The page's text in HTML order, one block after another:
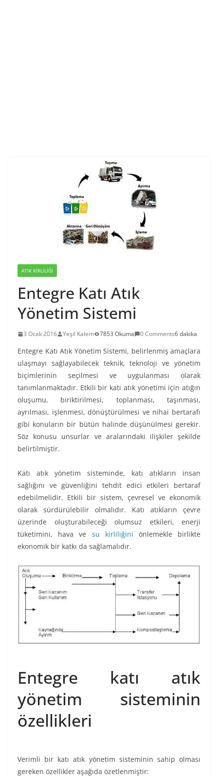
ATIK KIRLILIĞI
Entegre Katı Atık
Yönetim Sistemi
3 Ocak 2016 Yeşil Kalem 7853 Okuma 0 Comments6 dakika
Entegre Katı Atık Yönetim Sistemi, belirlenmiş amaçlara
ulaşmayı sağlayabilecek teknik, teknoloji ve yönetim
biçimlerinin seçilmesi ve uygulanması olarak
tanımlanmaktadır. Etkili bir katı atık yönetimi için atığın
oluşumu, biriktirilmesi, toplanması, taşınması,
ayrılması, işlenmesi, dönüştürülmesi ve nihai bertarafı
gibi konuların bir bütün halinde düşünülmesi gerekir.
Söz konusu unsurlar ve aralarındaki ilişkiler şekilde
belirtilmiştir.
Katı atık yönetim sisteminde, katı atıkların insan
sağlığını ve güvenliğini tehdit edici etkileri bertaraf
edebilmelidir. Etkili bir sistem, çevresel ve ekonomik
olarak sürdürülebilir olmalıdır. Katı atıkların çevre
üzerinde oluşturabileceği olumsuz etkileri, enerji
tüketimini, hava ve su kirliliğini önlemekle birlikte
ekonomik bir katkı da sağlamalıdır.
Entegre katı atık
yönetim sisteminin
özellikleri
Verimli bir katı atık yönetim sisteminin sahip olması
gereken özellikler aşağıda özetlenmiştir: